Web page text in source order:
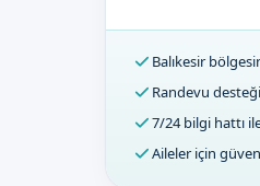
Balıkesir
Randevu
7/24 bilgi hattı
Aileler için